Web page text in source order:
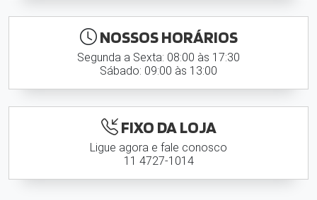
NOSSOS HORÁRIOS
Segunda a Sexta: 08:00 às 17:30
Sábado: 09:00 às 13:00
FIXO DA LOJA
Ligue agora e fale conosco
11 4727-1014